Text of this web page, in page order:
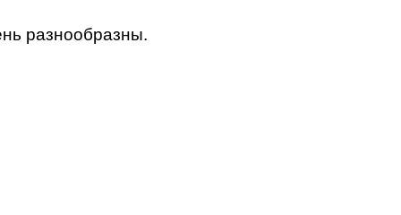
разнообразны.